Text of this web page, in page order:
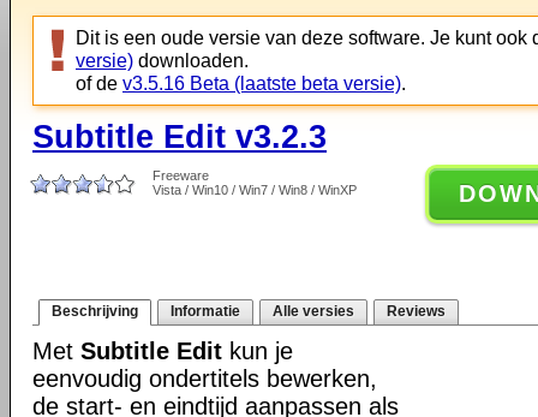
Dit is een oude versie van deze software. Je kunt ook
versie) downloaden.
of de v3.5.16 Beta (laatste beta versie).
Subtitle Edit v3.2.3
Freeware
Vista / Win10 / Win7 / Win8 / WinXP
Beschrijving Informatie Alle versies Reviews
Met Subtitle Edit kun je
eenvoudig ondertitels bewerken,
de start- en eindtijd aanpassen als